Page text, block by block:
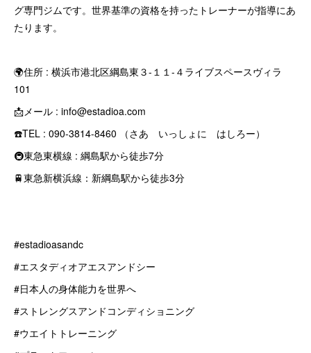
グ専門ジムです。世界基準の資格を持ったトレーナーが指導にあ
たります。
🌍住所 : 横浜市港北区綱島東３-１１-４ライブスペースヴィラ
101
📩メール : info@estadioa.com
☎️TEL : 090-3814-8460 （さあ いっしょに はしろー）
🚇東急東横線 : 綱島駅から徒歩7分
🚆東急新横浜線：新綱島駅から徒歩3分
#estadioasandc
#エスタディオアエスアンドシー
#日本人の身体能力を世界へ
#ストレングスアンドコンディショニング
#ウエイトトレーニング